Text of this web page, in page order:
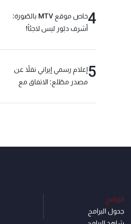
4
خاص موقع MTV بالصّورة:
أشرف دبّور ليس لاجئاً!
5إعلام رسمي إيراني نقلاً عن
مصدر مطّلع: الاتفاق مع
البرامج
جدول البرامج